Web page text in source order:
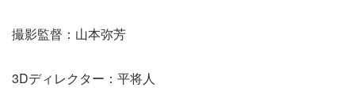
撮影監督：山本弥芳
3Dディレクター：平将人